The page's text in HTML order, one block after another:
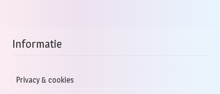
Informatie
Privacy & cookies